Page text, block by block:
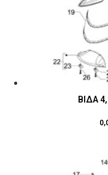
ΒΙΔΑ